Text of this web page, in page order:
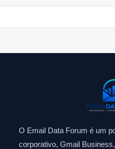
O Email Data Forum é um
corporativo, Gmail